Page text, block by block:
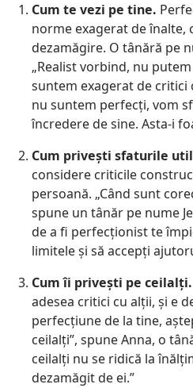
Cum te vezi pe tine.
norme exagerat de înalte,
dezamăgire. O tânără pe
„Realist vorbind, nu
suntem exagerat de critici
nu suntem perfecți, vom
încredere de sine. Asta-i
Cum privești sfaturile
considere criticile
persoană. „Când sunt
spune un tânăr pe nume
de a fi perfecționist te
limitele și să accepți
Cum îi privești pe ceilalți.
adesea critici cu alții, și e
perfecțiune de la tine,
ceilalți”, spune Anna, o
ceilalți nu se ridică la
dezamăgit de ei.”